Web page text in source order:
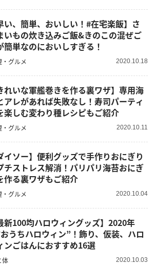
い、簡単、おいしい！#在宅楽飯】さ
いもの炊き込みご飯&きのこの混ぜご
簡単なのにおいしすぎる！
・グルメ 2020.10.18
れいな軍艦巻きを作る裏ワザ】専用海
アレがあれば失敗なし！寿司パーティ
楽しむ変わり種レシピもご紹介
・グルメ 2020.10.11
イソー】便利グッズで手作りおにぎり
チストレス解消！パリパリ海苔おにぎ
作る裏ワザもご紹介
・グルメ 2020.10.04
新100均ハロウィングッズ】2020年
うちハロウィン”！飾り、仮装、ハロ
ンごはんにおすすめ16選
体 2020.10.03